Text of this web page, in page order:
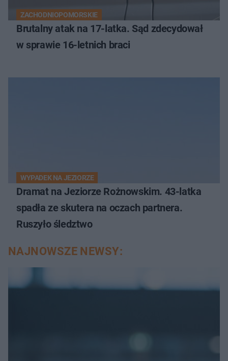
ZACHODNIOPOMORSKIE
Brutalny atak na 17-latka. Sąd zdecydował
w sprawie 16-letnich braci
WYPADEK NA JEZIORZE
Dramat na Jeziorze Rożnowskim. 43-latka
spadła ze skutera na oczach partnera.
Ruszyło śledztwo
NAJNOWSZE NEWSY: